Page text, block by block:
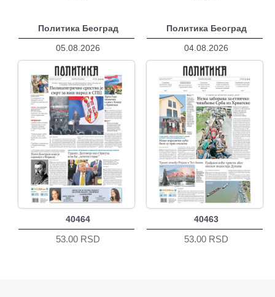
Политика Београд
05.08.2026
40464
53.00 RSD
Политика Београд
04.08.2026
40463
53.00 RSD